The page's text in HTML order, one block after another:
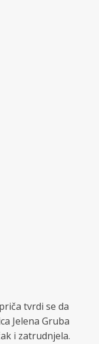
tvrdi se da
Jelena Gruba
i zatrudnjela.